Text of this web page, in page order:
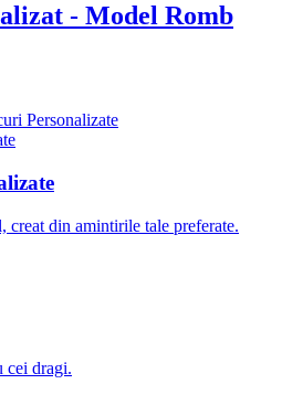
- Model Romb
Personalizate
creat din amintirile tale preferate.
cei dragi.